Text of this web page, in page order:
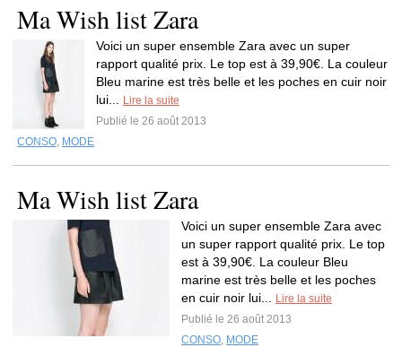
Ma Wish list Zara
Voici un super ensemble Zara avec un super
rapport qualité prix. Le top est à 39,90€. La couleur
Bleu marine est très belle et les poches en cuir noir
lui...
Lire la suite
Publié le 26 août 2013
CONSO, MODE
Ma Wish list Zara
Voici un super ensemble Zara avec
un super rapport qualité prix. Le top
est à 39,90€. La couleur Bleu
marine est très belle et les poches
en cuir noir lui...
Lire la suite
Publié le 26 août 2013
CONSO, MODE